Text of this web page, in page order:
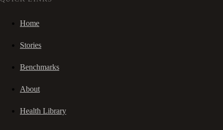
Home
Stories
Benchmarks
About
Health Library